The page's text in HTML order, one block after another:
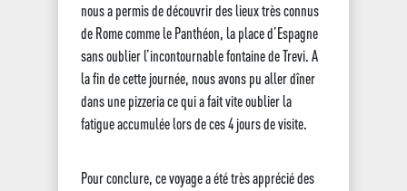
nous a permis de découvrir des lieux très connus
de Rome comme le Panthéon, la place d’Espagne
sans oublier l’incontournable fontaine de Trevi. A
la fin de cette journée, nous avons pu aller dîner
dans une pizzeria ce qui a fait vite oublier la
fatigue accumulée lors de ces 4 jours de visite.
Pour conclure, ce voyage a été très apprécié des